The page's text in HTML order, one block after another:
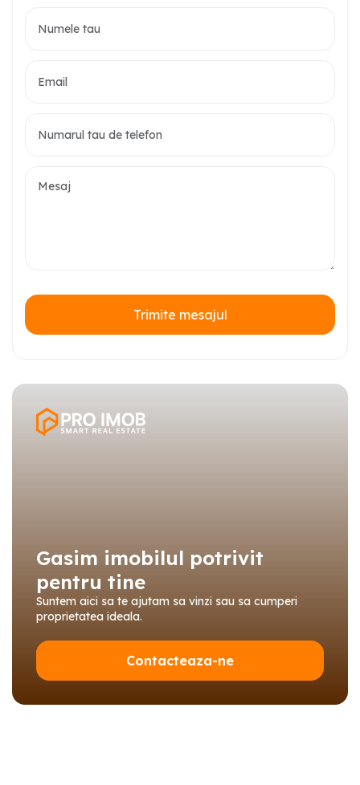
Trimite mesajul
Gasim imobilul potrivit
pentru tine
Suntem aici sa te ajutam sa vinzi sau sa cumperi
proprietatea ideala.
Contacteaza-ne